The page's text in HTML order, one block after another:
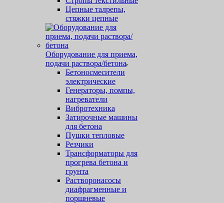
Цепные талрепы,
стяжки цепные
Оборудование для приема,
подачи раствора/бетона
Бетоносмесители
электрические
Генераторы, помпы,
нагреватели
Вибротехника
Затирочные машины
для бетона
Пушки тепловые
Резчики
Трансформаторы для
прогрева бетона и
грунта
Растворонасосы
диафрагменные и
поршневые